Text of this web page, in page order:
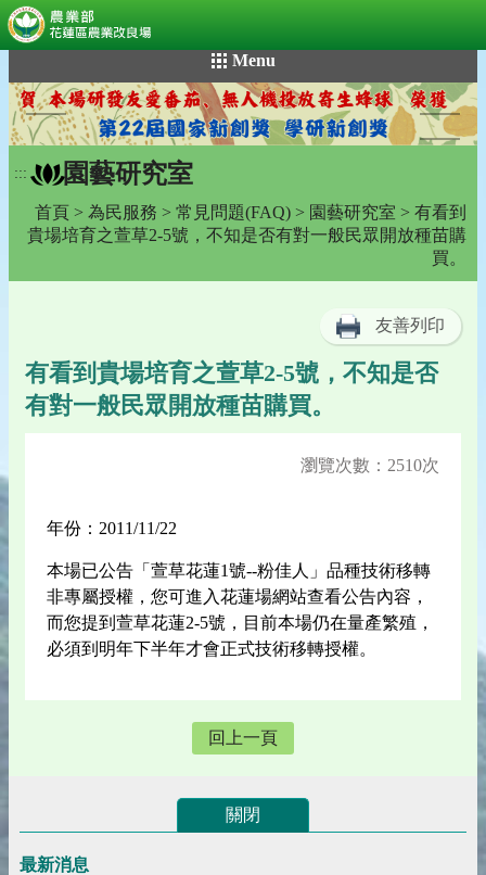
到
主
要
內
容
Menu
::: 園藝研究室
首頁 > 為民服務 > 常見問題(FAQ) > 園藝研究室 > 有看到
貴場培育之萱草2-5號，不知是否有對一般民眾開放種苗購
買。
友善列印
有看到貴場培育之萱草2-5號，不知是否
有對一般民眾開放種苗購買。
瀏覽次數：2510次
年份：2011/11/22
本場已公告「萱草花蓮1號--粉佳人」品種技術移轉
非專屬授權，您可進入花蓮場網站查看公告內容，
而您提到萱草花蓮2-5號，目前本場仍在量產繁殖，
必須到明年下半年才會正式技術移轉授權。
回上一頁
關閉
最新消息